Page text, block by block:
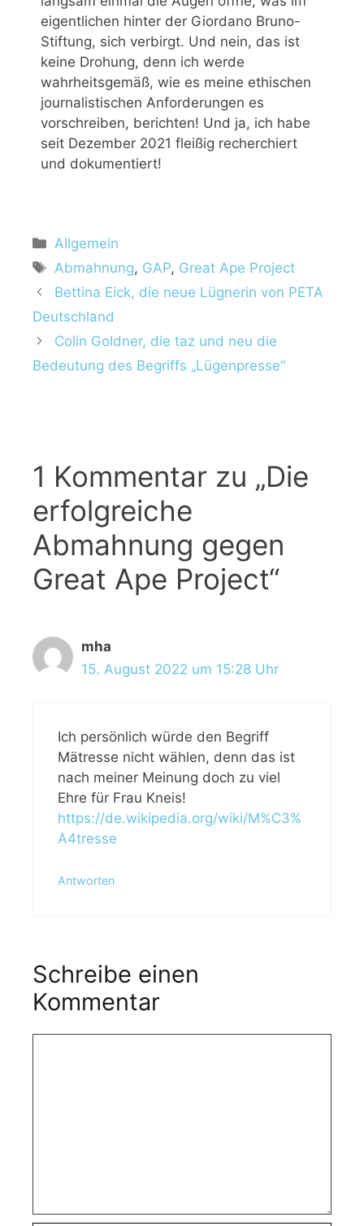
eigentlichen hinter der Giordano Bruno-
Stiftung, sich verbirgt. Und nein, das ist
keine Drohung, denn ich werde
wahrheitsgemäß, wie es meine ethischen
journalistischen Anforderungen es
vorschreiben, berichten! Und ja, ich habe
seit Dezember 2021 fleißig recherchiert
und dokumentiert!
Allgemein
Abmahnung, GAP, Great Ape Project
Bettina Eick, die neue Lügnerin von PETA
Deutschland
Colin Goldner, die taz und neu die
Bedeutung des Begriffs „Lügenpresse“
1 Kommentar zu „Die
erfolgreiche
Abmahnung gegen
Great Ape Project“
mha
15. August 2022 um 15:28 Uhr
Ich persönlich würde den Begriff
Mätresse nicht wählen, denn das ist
nach meiner Meinung doch zu viel
Ehre für Frau Kneis!
https://de.wikipedia.org/wiki/M%C3%
A4tresse
Antworten
Schreibe einen
Kommentar